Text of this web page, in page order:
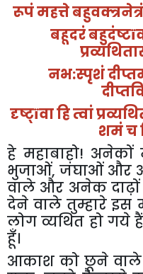
रूपं महत्ते
बहूदरं बहुदंष्टï
नभ:स्पृशं
दृष्ट्ïवा हि त्वां
शमं च
हे महाबाहो!
भुजाओं, जंघाओं और
वाले और अनेक
देने वाले तुम्हारे इस
लोग व्यथित हो गये
हूँ।
आकाश को छूने वाले